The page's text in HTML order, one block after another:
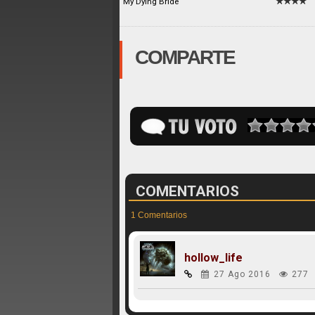
COMPARTE
COMENTARIOS
1 Comentarios
hollow_life
27 Ago 2016 277